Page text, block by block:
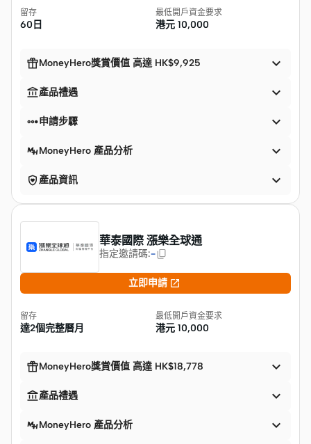
留存
60日
最低開戶資金要求
港元 10,000
MoneyHero獎賞價值 高達 HK$9,925 
產品禮遇 
申請步驟 
MoneyHero 產品分析 
 產品資訊 
華泰國際 漲樂全球通
指定邀請碼:-
立即申請 
留存
達2個完整曆月
最低開戶資金要求
港元 10,000
MoneyHero獎賞價值 高達 HK$18,778 
產品禮遇 
MoneyHero 產品分析 